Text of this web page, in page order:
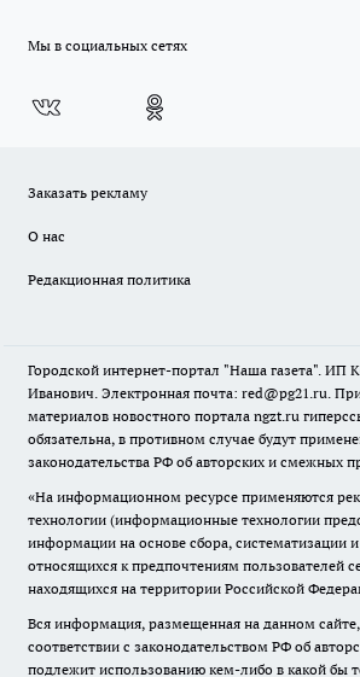
Мы в социальных сетях
Заказать рекламу
О нас
Редакционная политика
Городской интернет-портал "Наша газета". ИП
Иванович. Электронная почта: red@pg21.ru.
материалов новостного портала ngzt.ru
обязательна, в противном случае будут
законодательства РФ об авторских и смежных
«На информационном ресурсе применяются
технологии (информационные технологии
информации на основе сбора, систематизации
относящихся к предпочтениям пользователей
находящихся на территории Российской
Вся информация, размещенная на данном сайте,
соответствии с законодательством РФ об
подлежит использованию кем-либо в какой бы